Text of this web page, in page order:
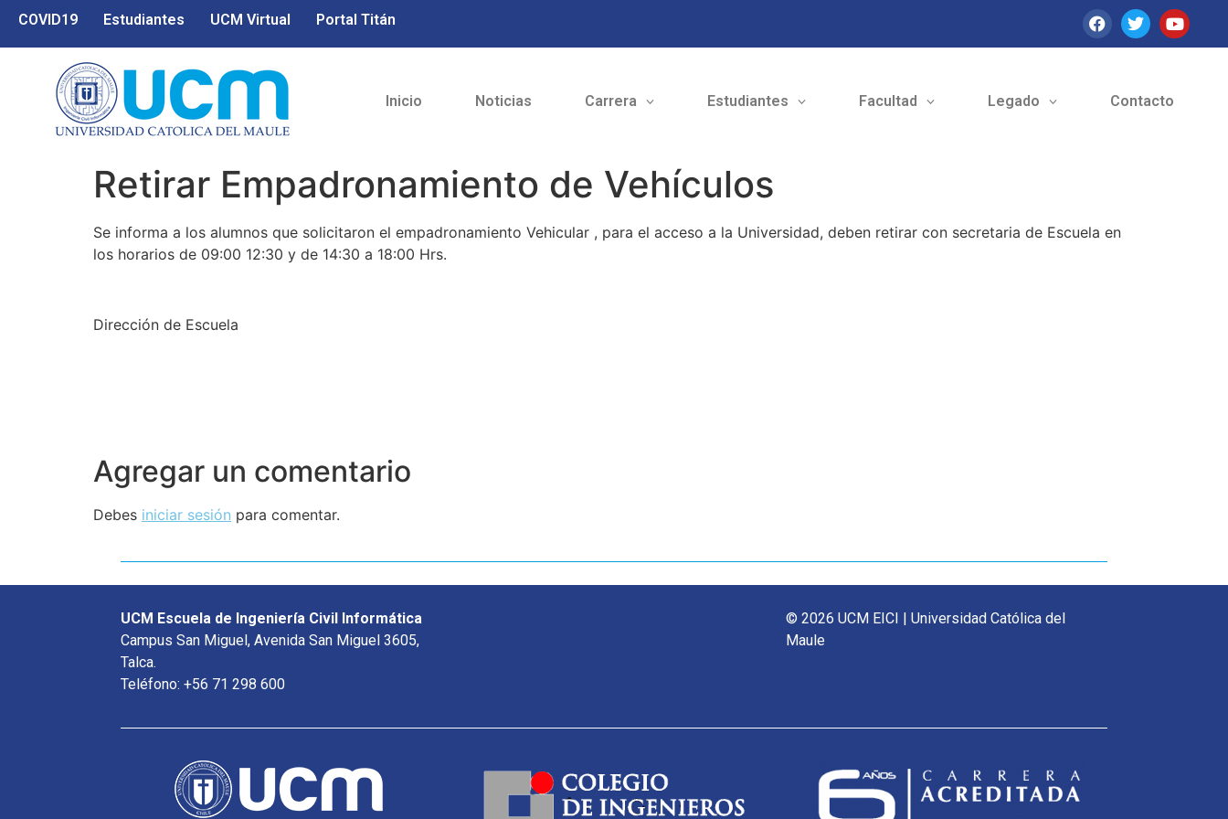
COVID19 Estudiantes UCM Virtual Portal Titán
Inicio Noticias Carrera Estudiantes Facultad Legado Contacto
Retirar Empadronamiento de Vehículos
Se informa a los alumnos que solicitaron el empadronamiento Vehicular , para el acceso a la Universidad, deben retirar con secretaria de Escuela en
los horarios de 09:00 12:30 y de 14:30 a 18:00 Hrs.
Dirección de Escuela
Agregar un comentario
Debes iniciar sesión para comentar.
UCM Escuela de Ingeniería Civil Informática
Campus San Miguel, Avenida San Miguel 3605,
Talca.
Teléfono: +56 71 298 600
© 2026 UCM EICI | Universidad Católica del
Maule